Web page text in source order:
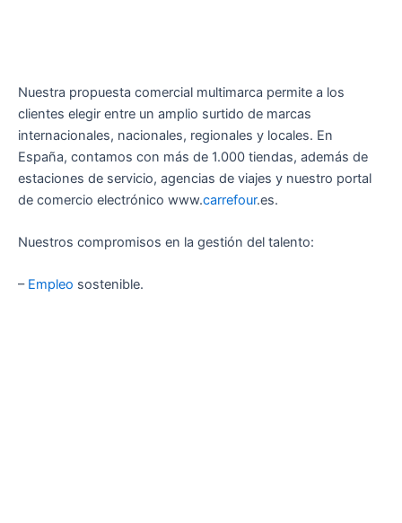
Nuestra propuesta comercial multimarca permite a los
clientes elegir entre un amplio surtido de marcas
internacionales, nacionales, regionales y locales. En
España, contamos con más de 1.000 tiendas, además de
estaciones de servicio, agencias de viajes y nuestro portal
de comercio electrónico www.carrefour.es.
Nuestros compromisos en la gestión del talento:
– Empleo sostenible.